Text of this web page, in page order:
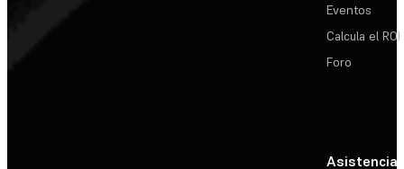
Eventos
Calcula el ROI
Foro
Asistencia